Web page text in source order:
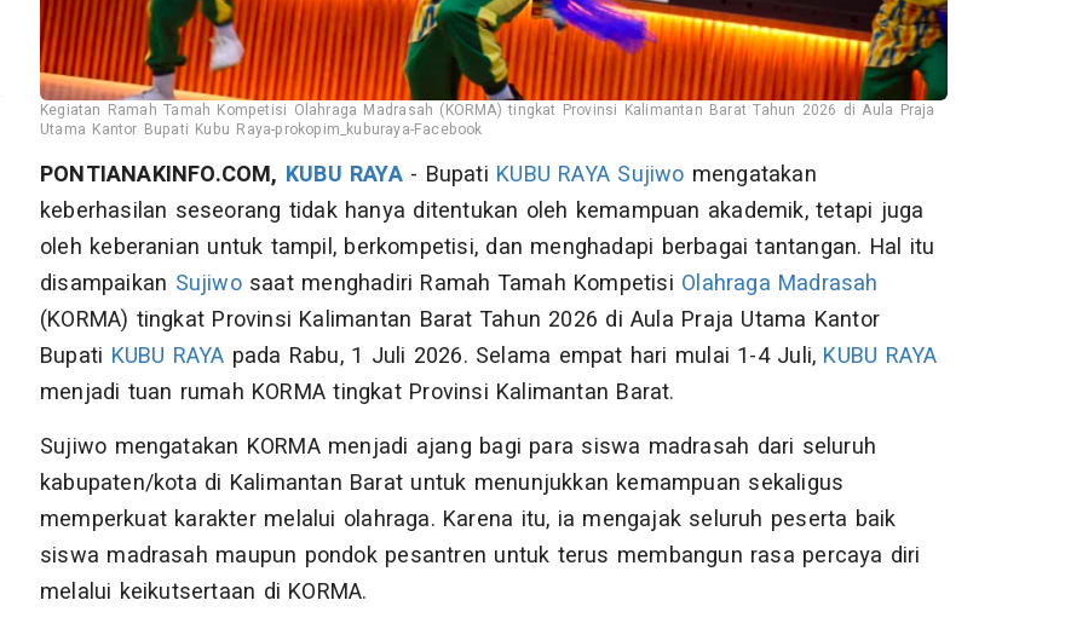
Kegiatan Ramah Tamah Kompetisi Olahraga Madrasah (KORMA) tingkat Provinsi Kalimantan Barat Tahun 2026 di Aula Praja
Utama Kantor Bupati Kubu Raya-prokopim_kuburaya-Facebook
PONTIANAKINFO.COM, KUBU RAYA- Bupati KUBU RAYA Sujiwo mengatakan
keberhasilan seseorang tidak hanya ditentukan oleh kemampuan akademik, tetapi juga
oleh keberanian untuk tampil, berkompetisi, dan menghadapi berbagai tantangan. Hal itu
disampaikan Sujiwosaat menghadiri Ramah Tamah Kompetisi Olahraga Madrasah
(KORMA) tingkat Provinsi Kalimantan Barat Tahun 2026 di Aula Praja Utama Kantor
Bupati KUBU RAYA pada Rabu, 1 Juli 2026. Selama empat hari mulai 1-4 Juli, KUBU RAYA
menjadi tuan rumah KORMA tingkat Provinsi Kalimantan Barat.
Sujiwo mengatakan KORMA menjadi ajang bagi para siswa madrasah dari seluruh
kabupaten/kota di Kalimantan Barat untuk menunjukkan kemampuan sekaligus
memperkuat karakter melalui olahraga. Karena itu, ia mengajak seluruh peserta baik
siswa madrasah maupun pondok pesantren untuk terus membangun rasa percaya diri
melalui keikutsertaan di KORMA.